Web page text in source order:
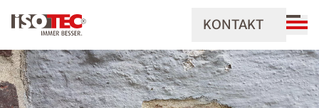
KONTAKT